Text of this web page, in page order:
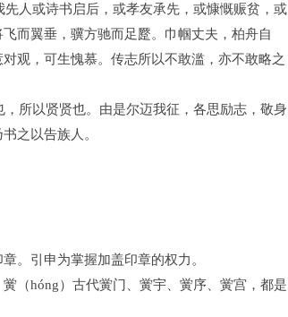
人或诗书启后，或孝友承先，或慷慨赈贫，或
而翼垂，骥方驰而足蹷。巾帼丈夫，柏舟自
观，可生愧慕。传志所以不敢滥，亦不敢略之
所以贤贤也。由是尔迈我征，各思励志，敬身
之以告族人。
。引申为掌握加盖印章的权力。
（hóng）古代黉门、黉宇、黉序、黉宫，都是